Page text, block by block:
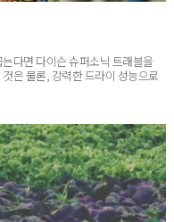
다면 다이슨 슈퍼소닉 트래블을
은 물론, 강력한 드라이 성능으로